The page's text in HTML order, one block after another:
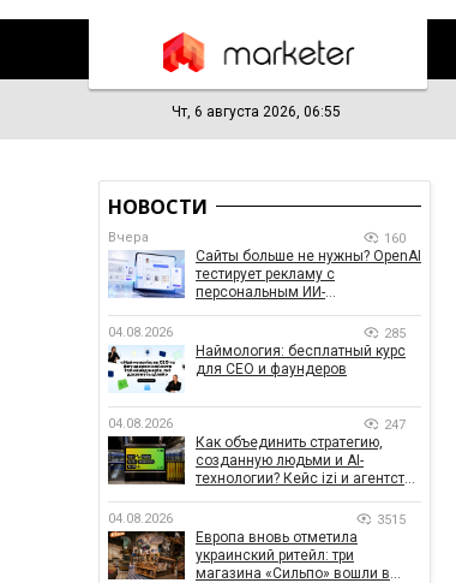
Чт, 6 августа 2026, 06:55
НОВОСТИ
Вчера 160
Сайты больше не нужны? OpenAI
тестирует рекламу с
персональным ИИ-
04.08.2026 285
Наймология: бесплатный курс
для CEO и фаундеров
04.08.2026 247
Как объединить стратегию,
созданную людьми и AI-
технологии? Кейс izi и агентства
04.08.2026 3515
Европа вновь отметила
украинский ритейл: три
магазина «Сильпо» вошли в